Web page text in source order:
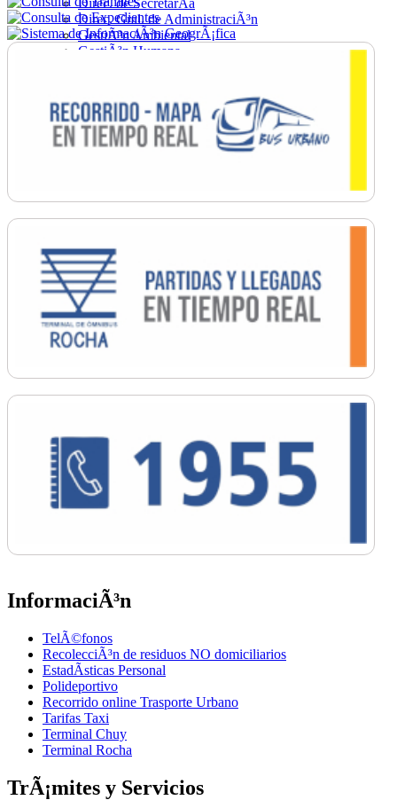
Direc. de SecretarÃ­a
Direc. Gral. de AdministraciÃ³n
GestiÃ³n Ambiental
GestiÃ³n Humana
Ordenamiento
PromociÃ³n Social
Salud
SecretarÃ­a General
InformaciÃ³n
TelÃ©fonos
RecolecciÃ³n de residuos NO domiciliarios
EstadÃ­sticas Personal
Polideportivo
Recorrido online Trasporte Urbano
Tarifas Taxi
Terminal Chuy
Terminal Rocha
TrÃ¡mites y Servicios